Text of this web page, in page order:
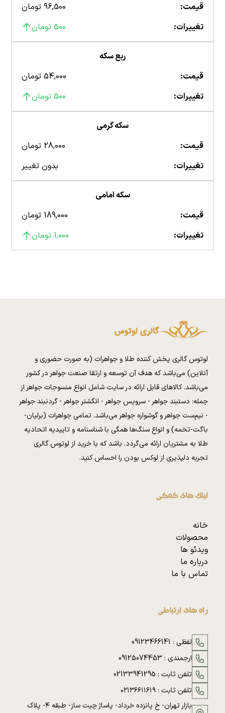
قیمت:
96,500 تومان
تغییرات:
500 تومان
ربع سکه
قیمت:
54,000 تومان
تغییرات:
500 تومان
سکه گرمی
قیمت:
28,000 تومان
تغییرات:
بدون تغییر
سکه امامی
قیمت:
189,000 تومان
تغییرات:
1,000 تومان
لوتوس گالری پخش کننده طلا و جواهرات (به صورت حضوری و
آنلاین) می‌باشد که هدف آن توسعه و ارتقا صنعت جواهر در کشور
می‌باشد. کالا‌های قابل ارائه در سایت شامل انواع منسوجات جواهر از
جمله: دستبند جواهر - سرویس جواهر - انگشتر جواهر - گردنبند جواهر
- نیم‌ست جواهر و گوشواره جواهر می‌باشد. تمامی جواهرات (برلیان-
باگت-تخمه) و انواع سنگ‌ها همگی با شناسنامه و تاییدیه اتحادیه
طلا به مشتریان ارائه می‌گردد. باشد که با خرید از لوتوس گالری
تجربه دلپذیری از لوکس بودن را احساس کنید.
لینک های کمکی
خانه
محصولات
ویدئو ها
درباره ما
تماس با ما
راه های ارتباطی
لفظی : 09123466141
ارجمندی : 09125074453
تلفن ثابت : 02133941295
تلفن ثابت :۰۲۱۳۶۶۱۱۶۱۹
بازار تهران- خ پانزده خرداد- پاساژ چیت ساز- طبقه ۴- پلاک